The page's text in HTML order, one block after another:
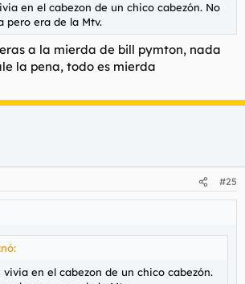
en el cabezon de un chico cabezón. No
pero era de la Mtv.
a la mierda de bill pymton, nada
la pena, todo es mierda
#25
vivia en el cabezon de un chico cabezón.